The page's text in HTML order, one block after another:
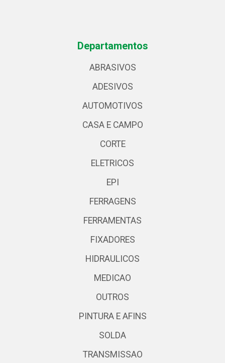
Departamentos
ABRASIVOS
ADESIVOS
AUTOMOTIVOS
CASA E CAMPO
CORTE
ELETRICOS
EPI
FERRAGENS
FERRAMENTAS
FIXADORES
HIDRAULICOS
MEDICAO
OUTROS
PINTURA E AFINS
SOLDA
TRANSMISSAO